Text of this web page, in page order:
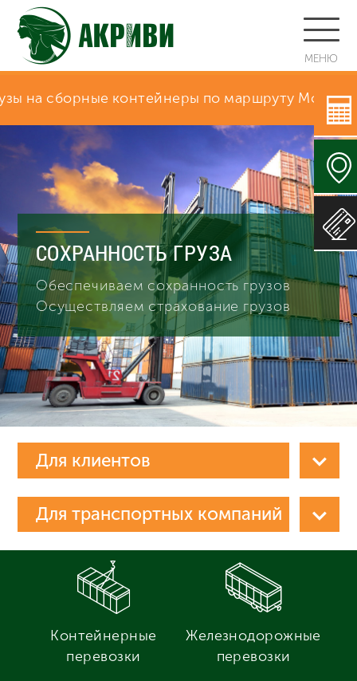
МЕНЮ
контейнеры по маршруту Москва -
СОХРАННОСТЬ ГРУЗА
Обеспечиваем сохранность грузов
Осуществляем страхование грузов
Для клиентов
Для транспортных компаний
Контейнерные
перевозки
Железнодорожные
перевозки